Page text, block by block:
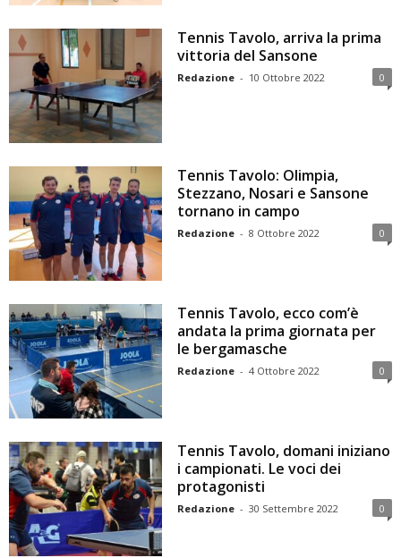
Tennis Tavolo, arriva la prima
vittoria del Sansone
Redazione - 10 Ottobre 2022 0
Tennis Tavolo: Olimpia,
Stezzano, Nosari e Sansone
tornano in campo
Redazione - 8 Ottobre 2022 0
Tennis Tavolo, ecco com’è
andata la prima giornata per
le bergamasche
Redazione - 4 Ottobre 2022 0
Tennis Tavolo, domani iniziano
i campionati. Le voci dei
protagonisti
Redazione - 30 Settembre 2022 0